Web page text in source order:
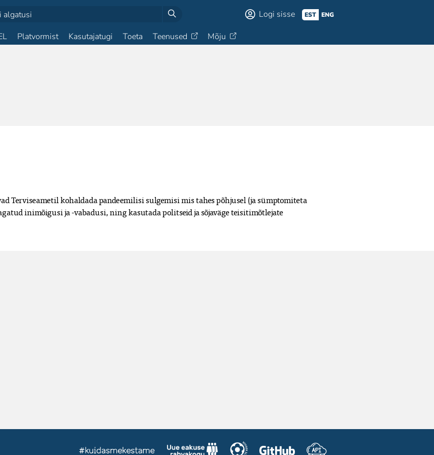
Logi sisse EST ENG
Platvormist Kasutajatugi Toeta Teenused Mõju
Terviseametil kohaldada pandeemilisi sulgemisi mis tahes põhjusel (ja sümptomiteta
inimõigusi ja -vabadusi, ning kasutada politseid ja sõjaväge teisitimõtlejate